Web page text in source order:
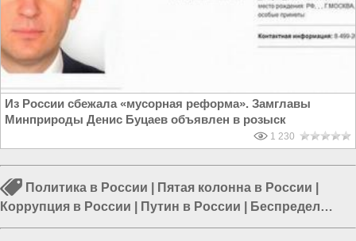
Из России сбежала «мусорная реформа». Замглавы
Минприроды Денис Буцаев объявлен в розыск
1 230
Политика в России Пятая колонна в России
Коррупция в России
Путин в России
Беспредел
чиновников|Мигранты в России|Медицина в России